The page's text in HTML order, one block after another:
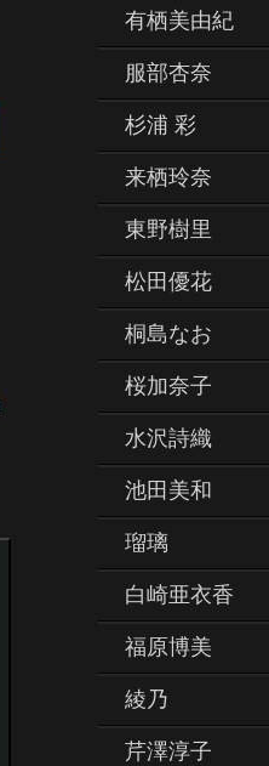
有栖美由紀
服部杏奈
杉浦 彩
来栖玲奈
東野樹里
松田優花
桐島なお
桜加奈子
水沢詩織
池田美和
瑠璃
白崎亜衣香
福原博美
綾乃
芹澤淳子